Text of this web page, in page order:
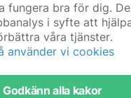
v.12
fungera bra för dig.
i syfte att
våra tjänster.
använder vi cookies
Godkänn alla kakor